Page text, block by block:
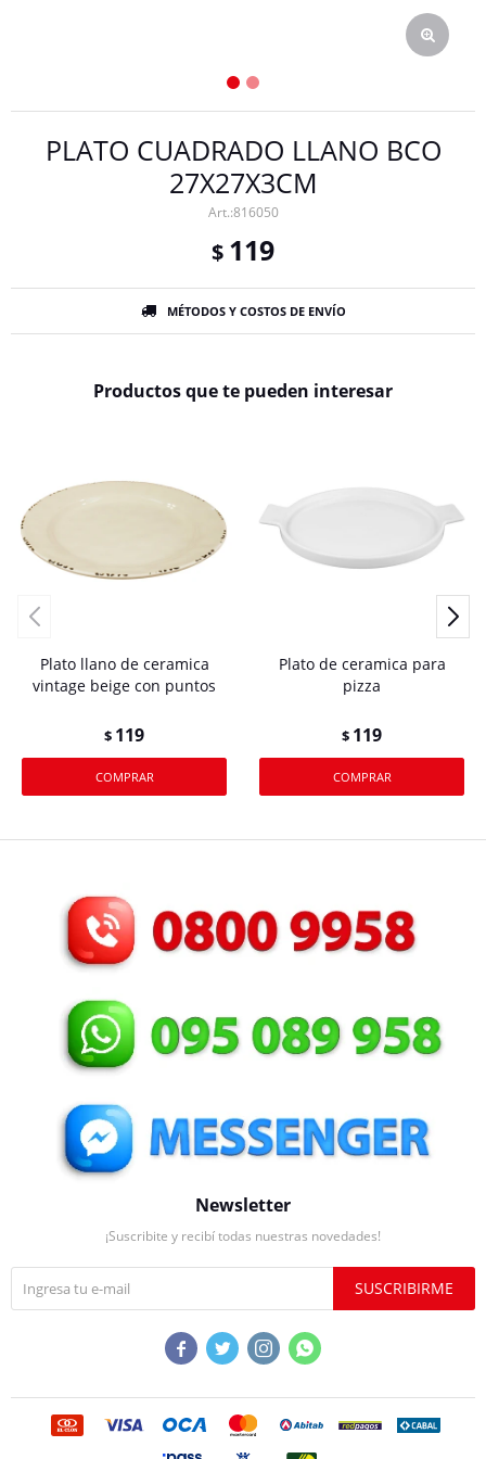
PLATO CUADRADO LLANO BCO
27X27X3CM
816050
$ 119
MÉTODOS Y COSTOS DE ENVÍO
Productos que te pueden interesar
Plato llano de ceramica
vintage beige con puntos
$ 119
Plato de ceramica para
pizza
$ 119
Newsletter
¡Suscribite y recibí todas nuestras novedades!
SUSCRIBIRME
   